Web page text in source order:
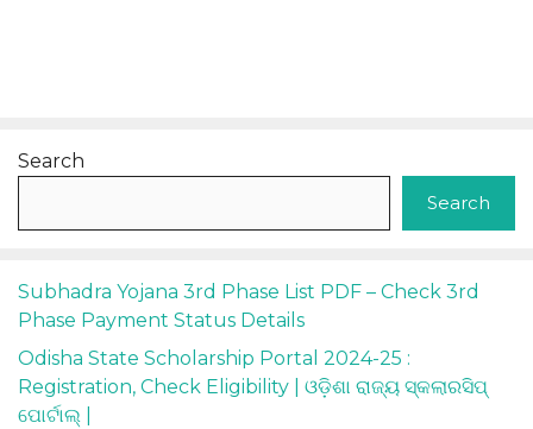
Search
Search
Subhadra Yojana 3rd Phase List PDF – Check 3rd
Phase Payment Status Details
Odisha State Scholarship Portal 2024-25 :
Registration, Check Eligibility | ଓଡ଼ିଶା ରାଜ୍ୟ ସ୍କଲାରସିପ୍
ପୋର୍ଟାଲ୍ |